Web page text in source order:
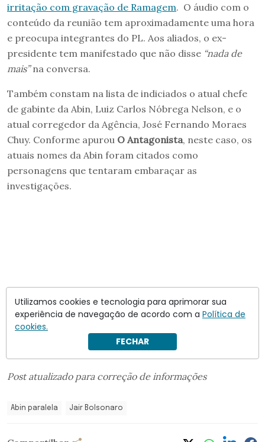
irritação com gravação de Ramagem. O áudio com o
conteúdo da reunião tem aproximadamente uma hora
e preocupa integrantes do PL. Aos aliados, o ex-
presidente tem manifestado que não disse “nada de
mais”na conversa.
Também constam na lista de indiciados o atual chefe
de gabinte da Abin, Luiz Carlos Nóbrega Nelson, e o
atual corregedor da Agência, José Fernando Moraes
Chuy. Conforme apurou O Antagonista, neste caso, os
atuais nomes da Abin foram citados como
personagens que tentaram embaraçar as
investigações.
Post atualizado para correção de informações
Abin paralela Jair Bolsonaro
Utilizamos cookies e tecnologia para aprimorar sua
experiência de navegação de acordo com a Política de
cookies.
FECHAR